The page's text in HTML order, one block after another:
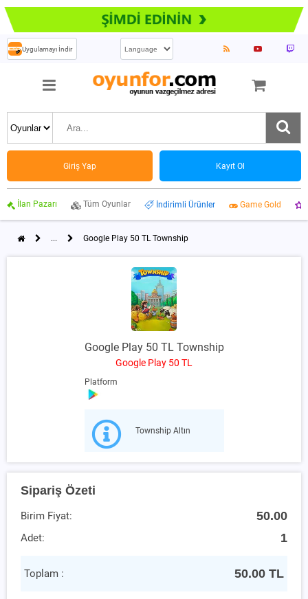
Uygulamayı İndir
Giriş Yap Kayıt Ol
İlan Pazarı Tüm Oyunlar İndirimli Ürünler Game Gold
... Google Play 50 TL Township
Google Play 50 TL Township
Google Play 50 TL
Platform
Township Altın
Sipariş Özeti
Birim Fiyat: 50.00
Adet: 1
Toplam : 50.00 TL